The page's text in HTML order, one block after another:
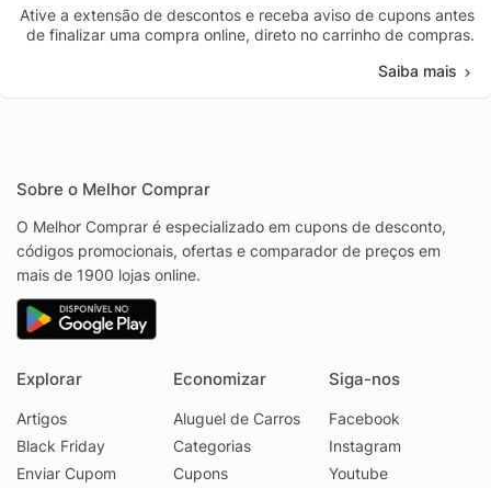
Ative a extensão de descontos e receba aviso de cupons antes
de finalizar uma compra online, direto no carrinho de compras.
Saiba mais
Sobre o Melhor Comprar
O Melhor Comprar é especializado em cupons de desconto,
códigos promocionais, ofertas e comparador de preços em
mais de 1900 lojas online.
Explorar
Artigos
Black Friday
Enviar Cupom
Economizar
Aluguel de Carros
Categorias
Cupons
Siga-nos
Facebook
Instagram
Youtube